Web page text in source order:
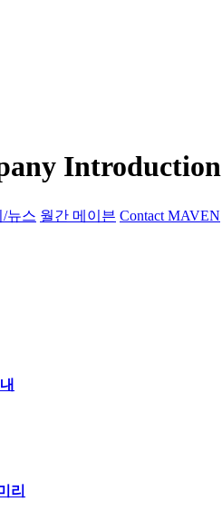
Introduction
/뉴스 월간 메이븐 Contact MAVEN
리